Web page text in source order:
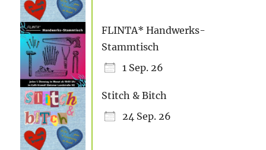
FLINTA* Handwerks-
Stammtisch
1 Sep. 26
Stitch & Bitch
24 Sep. 26